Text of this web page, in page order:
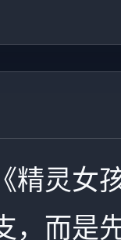
精灵女
，而是